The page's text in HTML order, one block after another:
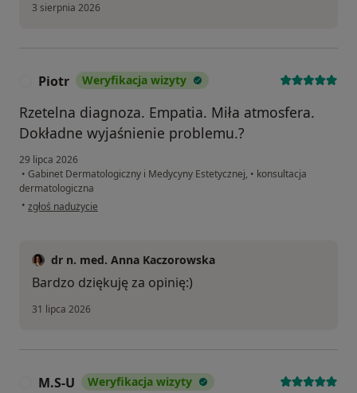
3 sierpnia 2026
Piotr Weryfikacja wizyty
Rzetelna diagnoza. Empatia. Miła atmosfera.
Dokładne wyjaśnienie problemu.?
29 lipca 2026
• Gabinet Dermatologiczny i Medycyny Estetycznej, • konsultacja
dermatologiczna
• w opinii użytkownika Piotr
zgłoś nadużycie
dr n. med. Anna Kaczorowska
Bardzo dziękuję za opinię:)
31 lipca 2026
M.S-U Weryfikacja wizyty